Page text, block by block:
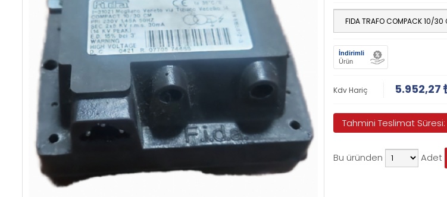
İndirimli
Ürün
Kdv Hariç 5.952,27
Tahmini Teslimat Süresi:
Bu üründen Adet